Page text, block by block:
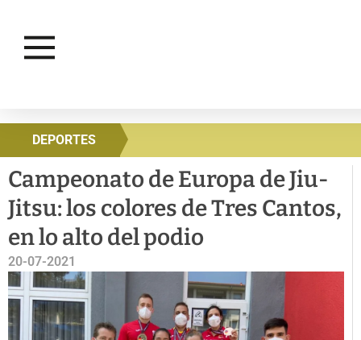
DEPORTES
Campeonato de Europa de Jiu-
Jitsu: los colores de Tres Cantos,
en lo alto del podio
20-07-2021